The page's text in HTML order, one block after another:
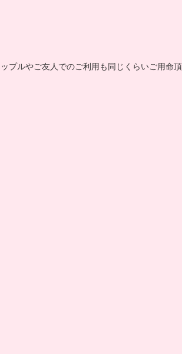
プルやご友人でのご利用も同じくらいご用命